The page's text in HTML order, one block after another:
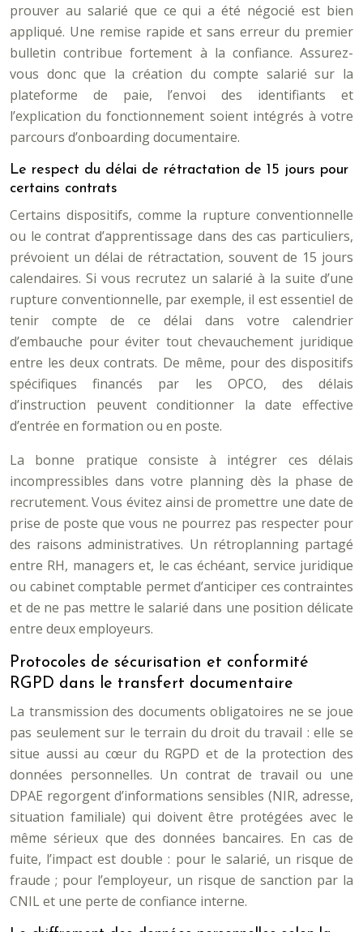
prouver au salarié que ce qui a été négocié est bien
appliqué. Une remise rapide et sans erreur du premier
bulletin contribue fortement à la confiance. Assurez-
vous donc que la création du compte salarié sur la
plateforme de paie, l’envoi des identifiants et
l’explication du fonctionnement soient intégrés à votre
parcours d’onboarding documentaire.
Le respect du délai de rétractation de 15 jours pour
certains contrats
Certains dispositifs, comme la rupture conventionnelle
ou le contrat d’apprentissage dans des cas particuliers,
prévoient un délai de rétractation, souvent de 15 jours
calendaires. Si vous recrutez un salarié à la suite d’une
rupture conventionnelle, par exemple, il est essentiel de
tenir compte de ce délai dans votre calendrier
d’embauche pour éviter tout chevauchement juridique
entre les deux contrats. De même, pour des dispositifs
spécifiques financés par les OPCO, des délais
d’instruction peuvent conditionner la date effective
d’entrée en formation ou en poste.
La bonne pratique consiste à intégrer ces délais
incompressibles dans votre planning dès la phase de
recrutement. Vous évitez ainsi de promettre une date de
prise de poste que vous ne pourrez pas respecter pour
des raisons administratives. Un rétroplanning partagé
entre RH, managers et, le cas échéant, service juridique
ou cabinet comptable permet d’anticiper ces contraintes
et de ne pas mettre le salarié dans une position délicate
entre deux employeurs.
Protocoles de sécurisation et conformité
RGPD dans le transfert documentaire
La transmission des documents obligatoires ne se joue
pas seulement sur le terrain du droit du travail : elle se
situe aussi au cœur du RGPD et de la protection des
données personnelles. Un contrat de travail ou une
DPAE regorgent d’informations sensibles (NIR, adresse,
situation familiale) qui doivent être protégées avec le
même sérieux que des données bancaires. En cas de
fuite, l’impact est double : pour le salarié, un risque de
fraude ; pour l’employeur, un risque de sanction par la
CNIL et une perte de confiance interne.